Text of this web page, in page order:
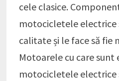
cele clasice.
motocicletele electrice
calitate și le face să fie
Motoarele cu care sunt
motocicletele